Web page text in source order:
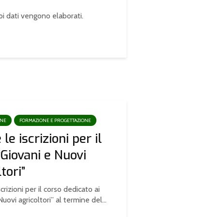
dati vengono elaborati.
FORMAZIONE E PROGETTAZIONE
le iscrizioni per il
e Nuovi
per il corso dedicato ai
agricoltori” al termine del...